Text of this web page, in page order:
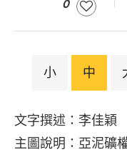
0
小 中
文字撰述：李佳穎
主圖說明：亞泥礦